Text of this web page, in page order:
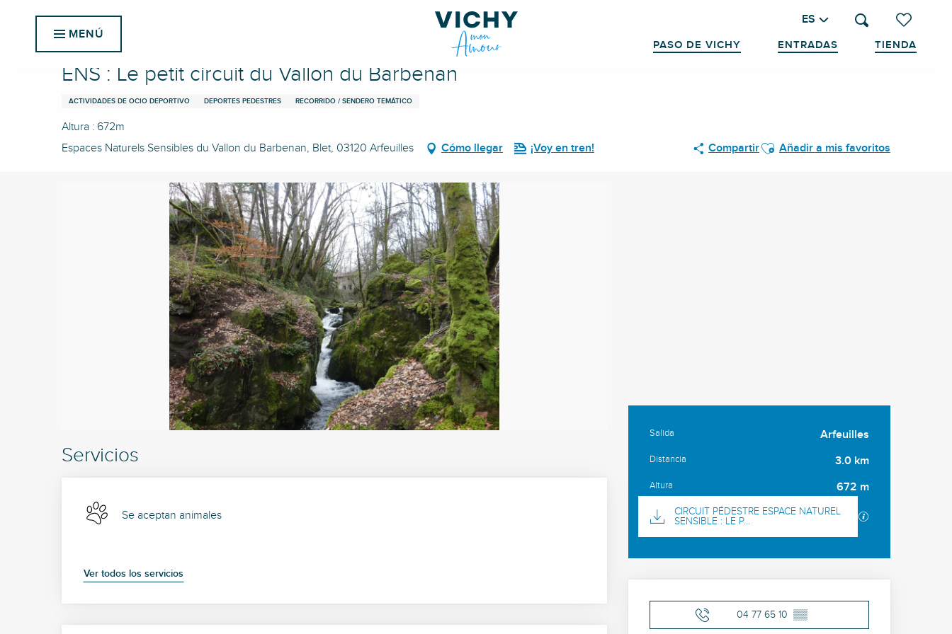
Voir les
Buscar
ES
PASO DE VICHY ENTRADAS TIENDA
MENÚ
Inicio ENS : Le petit circuit du Vallon du Barbenan
ENS : Le petit circuit du Vallon du Barbenan
ACTIVIDADES DE OCIO DEPORTIVO DEPORTES PEDESTRES RECORRIDO / SENDERO TEMÁTICO
Altura : 672m
Espaces Naturels Sensibles du Vallon du Barbenan, Blet, 03120 Arfeuilles
Cómo llegar ¡Voy en tren! CompartirAjouter aux favoris
Añadir a mis favoritos
Información práctica
Salida Arfeuilles
Distancia 3.0 km
Altura 672 m
Documentación
CIRCUIT PÉDESTRE ESPACE NATUREL
SENSIBLE : LE P...
Los archivos
Horarios y datos de
04 77 65 10 ▒▒
Servicios
Se aceptan animales
Ver todos los servicios